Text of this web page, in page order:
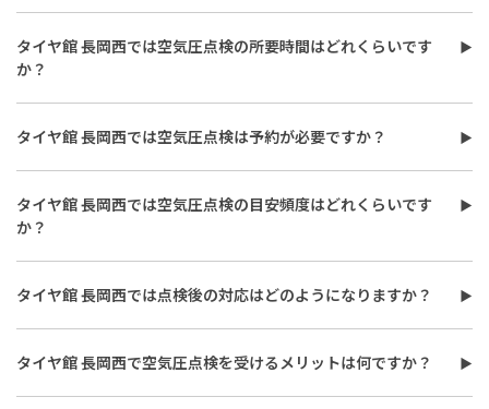
ンオイルやバッテリー、ワイパーなど見落としがちな部品も無料
でチェック。さらに希望に応じてスペアタイヤやランプなどの追加
点検にも対応しており、車の状態をトータルで把握することが可
能です。
タイヤ館 長岡西では空気圧の点検を無料で実施しています。ま
た、「空気圧」に加えてヒビ割れ・キズ・摩耗・溝（スリップサ
イン）の点検も無料で対応しています。詳しくは店舗スタッフま
でお気軽にご相談ください。
タイヤ館 長岡西では空気圧点検の所要時間はどれくらいです
か？
タイヤ館 長岡西の空気圧点検・補充は最短30分で完了します。混
雑状況によって待ち時間が発生することがあるため、不安な方は
来店前にお問い合わせいただくとスムーズです。詳しくは店舗スタ
ッフまでお気軽にご相談ください。
タイヤ館 長岡西では空気圧点検は予約が必要ですか？
タイヤ館 長岡西では空気圧点検は予約不要です。混雑状況によっ
て待ち時間が発生することがあるため、不安な方は来店前にお問
い合わせいただくとスムーズです。詳しくは店舗スタッフまでお気
軽にご相談ください。
タイヤ館 長岡西では空気圧点検の目安頻度はどれくらいです
か？
タイヤ館 長岡西では月に1度の空気圧点検をおすすめしています。
特に、長距離走行や高速道路の利用前は念入りに点検すると安心
で、季節の変わり目や荷物を多く積む際にもチェックを推奨して
います。詳しくは店舗スタッフまでお気軽にご相談ください。
タイヤ館 長岡西では点検後の対応はどのようになりますか？
タイヤ館 長岡西では点検後の空気圧補充にも対応しています。補
充時はタイヤ内圧の自然低下が少なく、長く安定した状態に保つ
「窒素ガス」の充填をおすすめしています。
タイヤ館 長岡西で空気圧点検を受けるメリットは何ですか？
タイヤ館 長岡西で空気圧点検・補充を行うメリットは、タイヤ専